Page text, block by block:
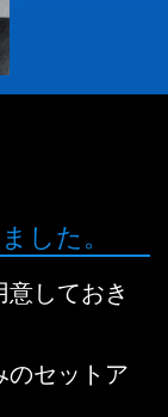
した。
しておき
セットア